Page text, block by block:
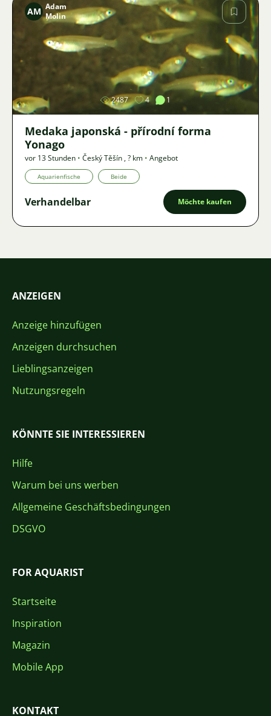
Bild
AM Adam
Molin
2487 4 1
Medaka japonská - přírodní forma
Yonago
vor 13 Stunden • Český Těšín ,? km • Angebot
Aquarienfische Beide
Verhandelbar Möchte kaufen
ANZEIGEN
Anzeige hinzufügen
Anzeigen durchsuchen
Lieblingsanzeigen
Nutzungsregeln
KÖNNTE SIE INTERESSIEREN
Hilfe
Warum bei uns werben
Allgemeine Geschäftsbedingungen
DSGVO
FOR AQUARIST
Startseite
Inspiration
Magazin
Mobile App
KONTAKT